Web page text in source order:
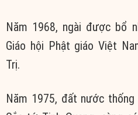
Năm 1968, ngài được bổ
Giáo hội Phật giáo Việt
Trị.
Năm 1975, đất nước